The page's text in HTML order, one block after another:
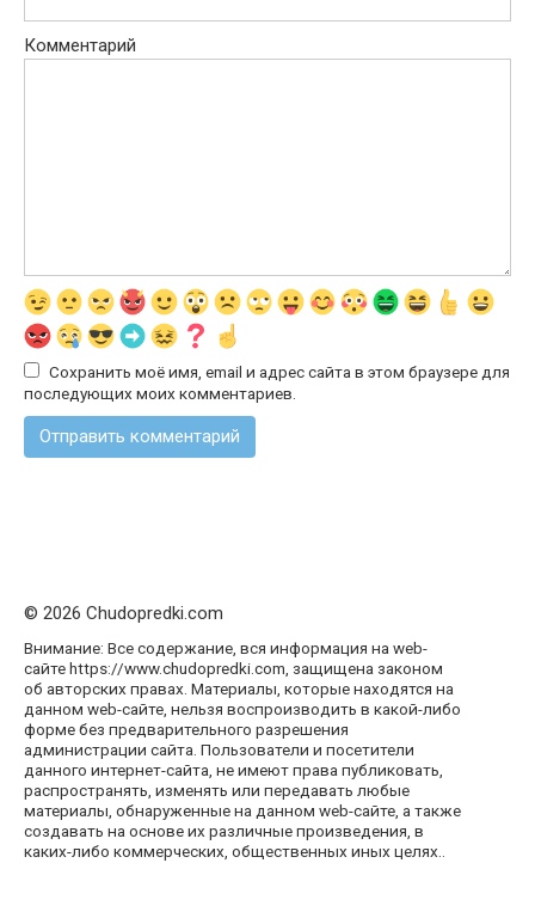
Комментарий
Сохранить моё имя, email и адрес сайта в этом браузере для
последующих моих комментариев.
© 2026 Chudopredki.com
Внимание: Все содержание, вся информация на web-
сайте https://www.chudopredki.com, защищена законом
об авторских правах. Материалы, которые находятся на
данном web-сайте, нельзя воспроизводить в какой-либо
форме без предварительного разрешения
администрации сайта. Пользователи и посетители
данного интернет-сайта, не имеют права публиковать,
распространять, изменять или передавать любые
материалы, обнаруженные на данном web-сайте, а также
создавать на основе их различные произведения, в
каких-либо коммерческих, общественных иных целях..